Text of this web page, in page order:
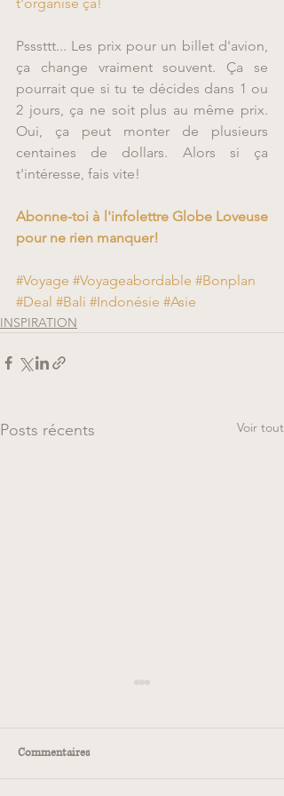
Psssttt... Les prix pour un billet d'avion,
ça change vraiment souvent. Ça se
pourrait que si tu te décides dans 1 ou
2 jours, ça ne soit plus au même prix.
Oui, ça peut monter de plusieurs
centaines de dollars. Alors si ça
t'intéresse, fais vite!
Abonne-toi à l'infolettre Globe Loveuse
pour ne rien manquer!
#Voyage #Voyageabordable #Bonplan
#Deal #Bali #Indonésie #Asie
INSPIRATION
Posts récents Voir tout
Commentaires